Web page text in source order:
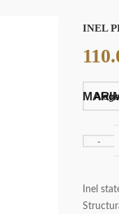
INEL
Inel